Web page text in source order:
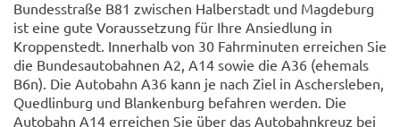
Bundesstraße B81 zwischen Halberstadt und Magdeburg
ist eine gute Voraussetzung für Ihre Ansiedlung in
Kroppenstedt. Innerhalb von 30 Fahrminuten erreichen Sie
die Bundesautobahnen A2, A14 sowie die A36 (ehemals
B6n). Die Autobahn A36 kann je nach Ziel in Aschersleben,
Quedlinburg und Blankenburg befahren werden. Die
Autobahn A14 erreichen Sie über das Autobahnkreuz bei